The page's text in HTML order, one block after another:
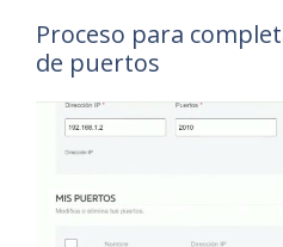
Proceso para
de puertos